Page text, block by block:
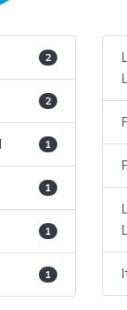
2
2
1
1
1
1